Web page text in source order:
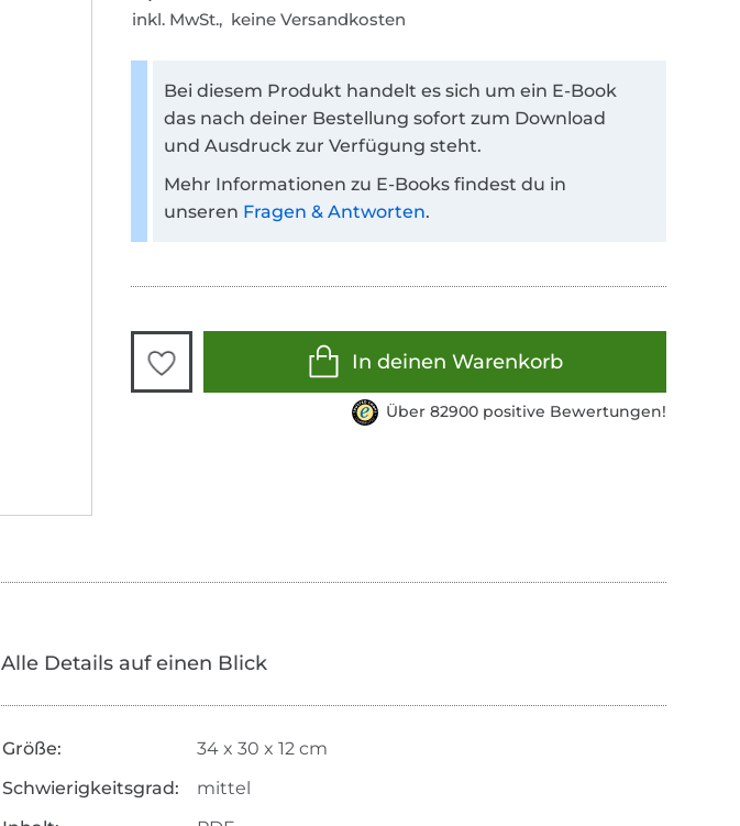
inkl. MwSt., keine Versandkosten
Bei diesem Produkt handelt es sich um ein E-Book
das nach deiner Bestellung sofort zum Download
und Ausdruck zur Verfügung steht.
Mehr Informationen zu E-Books findest du in
unseren Fragen & Antworten.
In deinen Warenkorb
Über 82900 positive Bewertungen!
Alle Details auf einen Blick
Größe:
34 x 30 x 12 cm
Schwierigkeitsgrad:
mittel